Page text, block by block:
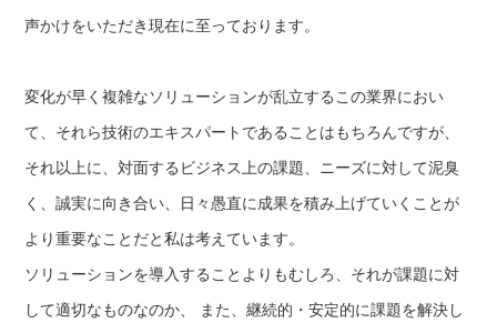
声かけをいただき現在に至っております。
変化が早く複雑なソリューションが乱立するこの業界におい
て、それら技術のエキスパートであることはもちろんですが、
それ以上に、対面するビジネス上の課題、ニーズに対して泥臭
く、誠実に向き合い、日々愚直に成果を積み上げていくことが
より重要なことだと私は考えています。
ソリューションを導入することよりもむしろ、それが課題に対
して適切なものなのか、 また、継続的・安定的に課題を解決し